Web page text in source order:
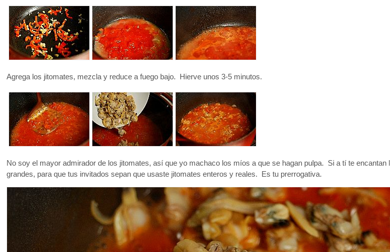
Agrega los jitomates, mezcla y reduce a fuego bajo. Hierve unos 3-5 minutos.
No soy el mayor admirador de los jitomates, así que yo machaco los míos a que se hagan pulpa. Si a tí te
grandes, para que tus invitados sepan que usaste jitomates enteros y reales. Es tu prerrogativa.